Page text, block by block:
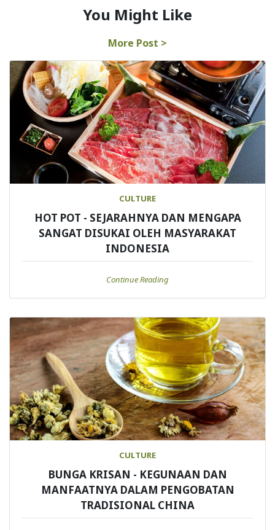
You Might Like
More Post >
CULTURE
HOT POT - SEJARAHNYA DAN MENGAPA
SANGAT DISUKAI OLEH MASYARAKAT
INDONESIA
Continue Reading
CULTURE
BUNGA KRISAN - KEGUNAAN DAN
MANFAATNYA DALAM PENGOBATAN
TRADISIONAL CHINA